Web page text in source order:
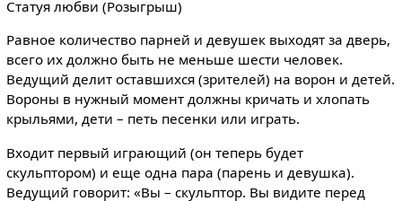
Статуя любви (Розыгрыш)
Равное количество парней и девушек выходят за дверь,
всего их должно быть не меньше шести человек.
Ведущий делит оставшихся (зрителей) на ворон и детей.
Вороны в нужный момент должны кричать и хлопать
крыльями, дети – петь песенки или играть.
Входит первый играющий (он теперь будет
скульптором) и еще одна пара (парень и девушка).
Ведущий говорит: «Вы – скульптор. Вы видите перед